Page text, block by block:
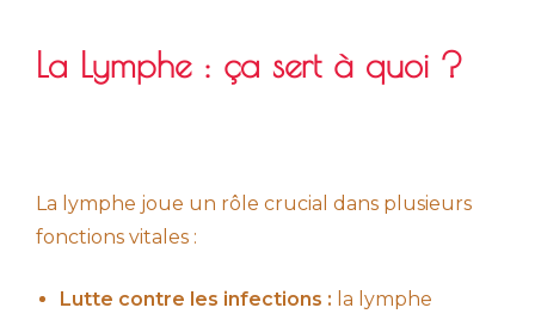
La Lymphe : ça sert à quoi ?
La lymphe joue un rôle crucial dans plusieurs
fonctions vitales :
Lutte contre les infections : la lymphe